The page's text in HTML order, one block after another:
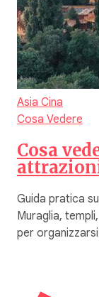
Asia Cina
Cosa Vedere
Cosa
Guida pratica
Muraglia,
per